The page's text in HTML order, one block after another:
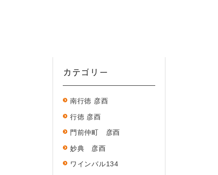
カテゴリー
南行徳 彦酉
行徳 彦酉
門前仲町 彦酉
妙典 彦酉
ワインバル134